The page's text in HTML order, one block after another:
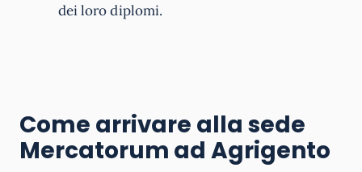
dei loro diplomi.
Come arrivare alla sede
Mercatorum ad Agrigento